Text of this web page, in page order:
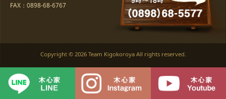
FAX：0898-68-6767
Copyright © 2026 Team Kigokoroya All rights reserved.